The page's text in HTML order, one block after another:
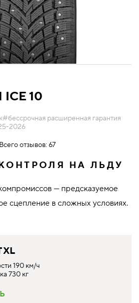
ICE 10
#бессрочная расширенная гарантия
2026
отзывов: 67
НА ЛЬДУ
— предсказуемое
сцепление в сложных условиях.
XL
190 км/ч
730 кг